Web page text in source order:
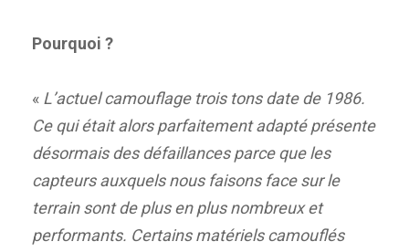
Pourquoi ?
« L’actuel camouflage trois tons date de 1986.
Ce qui était alors parfaitement adapté présente
désormais des défaillances parce que les
capteurs auxquels nous faisons face sur le
terrain sont de plus en plus nombreux et
performants. Certains matériels camouflés